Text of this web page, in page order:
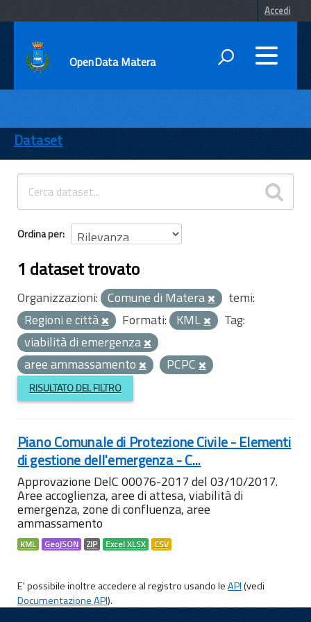
Accedi
OpenData Matera
ENTI
TEMI
INFORMAZIONI
Dataset
Ordina per
1 dataset trovato
Organizzazioni: Comune di Matera
temi:
Regioni e città
Formati: KML
Tag:
viabilità di emergenza
aree ammassamento
PCPC
RISULTATO DEL FILTRO
Piano Comunale di Protezione Civile - Elementi
di gestione dell'emergenza - C...
Approvazione DelC 00076-2017 del 03/10/2017.
Aree accoglienza, aree di attesa, viabilità di
emergenza, zone di confluenza, aree
ammassamento
KML GeoJSON ZIP Excel XLSX CSV
E' possibile inoltre accedere al registro usando leAPI(vedi
Documentazione API).